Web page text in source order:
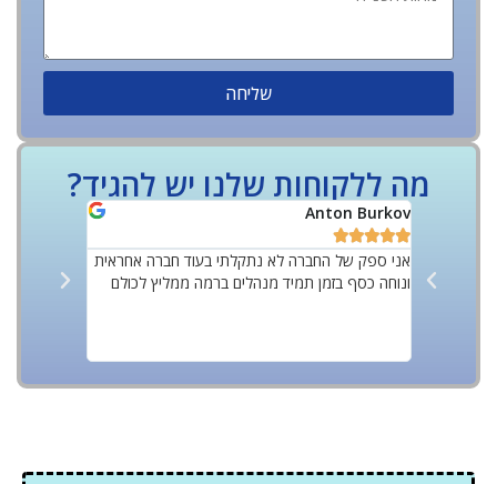
שליחה
מה ללקוחות שלנו יש להגיד?
Anton Burkov





אני ספק של החברה לא נתקלתי בעוד חברה אחראית
ונוחה כסף בזמן תמיד מנהלים ברמה ממליץ לכולם
ביותר